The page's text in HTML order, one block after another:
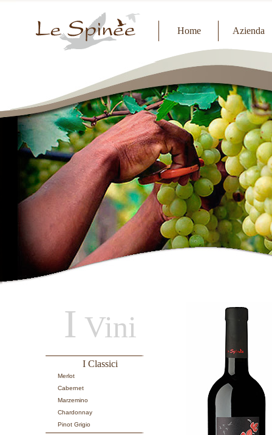
Home Azienda
I Vini
I Classici
Merlot
Cabernet
Marzemino
Chardonnay
Pinot Grigio